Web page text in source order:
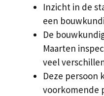
Inzicht in de
een
De
Maarten
veel
Deze persoon
voorkomende